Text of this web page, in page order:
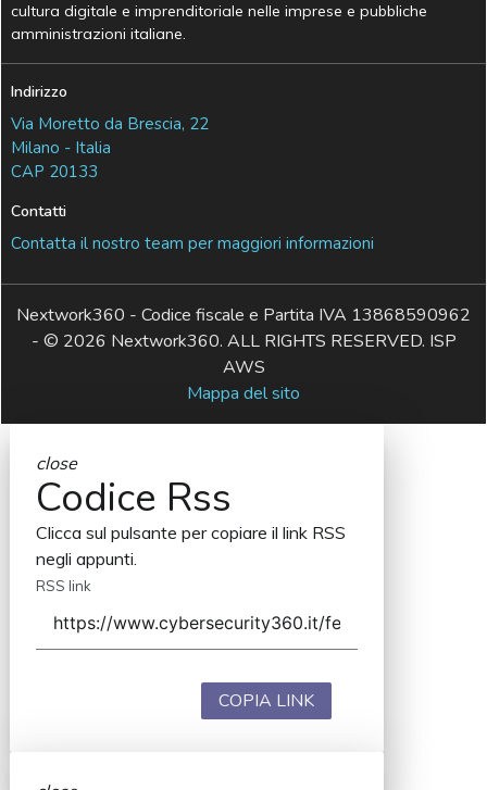
cultura digitale e imprenditoriale nelle imprese e pubbliche
amministrazioni italiane.
Indirizzo
Via Moretto da Brescia, 22
Milano - Italia
CAP 20133
Contatti
Contatta il nostro team per maggiori informazioni
Nextwork360 - Codice fiscale e Partita IVA 13868590962
- © 2026 Nextwork360. ALL RIGHTS RESERVED. ISP
AWS
Mappa del sito
close
Codice Rss
Clicca sul pulsante per copiare il link RSS
negli appunti.
RSS link
COPIA LINK